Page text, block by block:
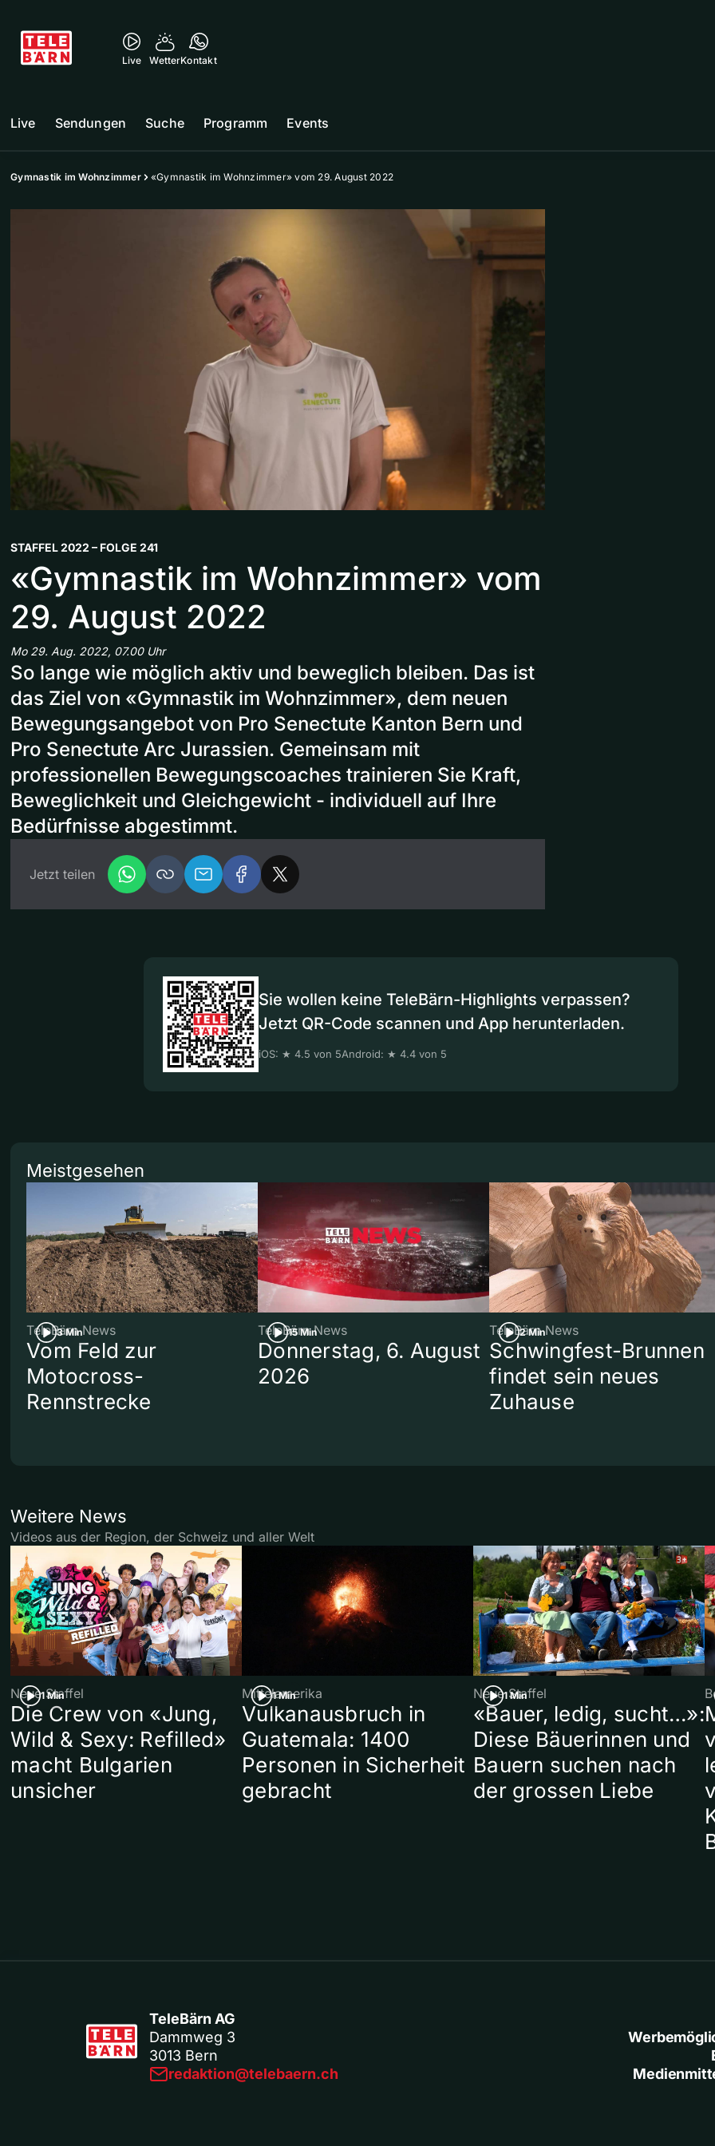
Live WetterKontakt
Live Sendungen Suche Programm Events
Gymnastik im Wohnzimmer «Gymnastik im Wohnzimmer» vom 29. August 2022
STAFFEL 2022 – FOLGE 241
«Gymnastik im Wohnzimmer» vom
29. August 2022
Mo 29. Aug. 2022, 07.00 Uhr
So lange wie möglich aktiv und beweglich bleiben. Das ist
das Ziel von «Gymnastik im Wohnzimmer», dem neuen
Bewegungsangebot von Pro Senectute Kanton Bern und
Pro Senectute Arc Jurassien. Gemeinsam mit
professionellen Bewegungscoaches trainieren Sie Kraft,
Beweglichkeit und Gleichgewicht - individuell auf Ihre
Bedürfnisse abgestimmt.
Jetzt teilen
Sie wollen keine TeleBärn-Highlights verpassen?
Jetzt QR-Code scannen und App herunterladen.
iOS: ★ 4.5 von 5Android: ★ 4.4 von 5
Meistgesehen
3 Min
TeleBärn News
Vom Feld zur
Motocross-
Rennstrecke
15 Min
TeleBärn News
Donnerstag, 6. August
2026
2 Min
TeleBärn News
Schwingfest-Brunnen
findet sein neues
Zuhause
Weitere News
Videos aus der Region, der Schweiz und aller Welt
1 Min
Neue Staffel
Die Crew von «Jung,
Wild & Sexy: Refilled»
macht Bulgarien
unsicher
1 Min
Mittelamerika
Vulkanausbruch in
Guatemala: 1400
Personen in Sicherheit
gebracht
1 Min
Neue Staffel
«Bauer, ledig, sucht…»:
Diese Bäuerinnen und
Bauern suchen nach
der grossen Liebe
TeleBärn AG
Dammweg 3
3013 Bern
redaktion@telebaern.ch